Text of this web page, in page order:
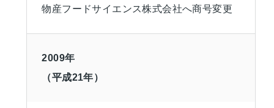
物産フードサイエンス株式会社へ商号変更
2009年
（平成21年）